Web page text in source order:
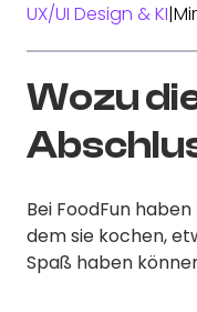
UX/UI Design & KI|
Wozu
Bei FoodFun
dem sie kochen,
Spaß haben